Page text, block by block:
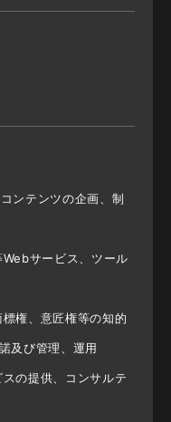
ンテンツの企画、制
サービス、ツール
権、意匠権等の知的
及び管理、運⽤
の提供、コンサルテ